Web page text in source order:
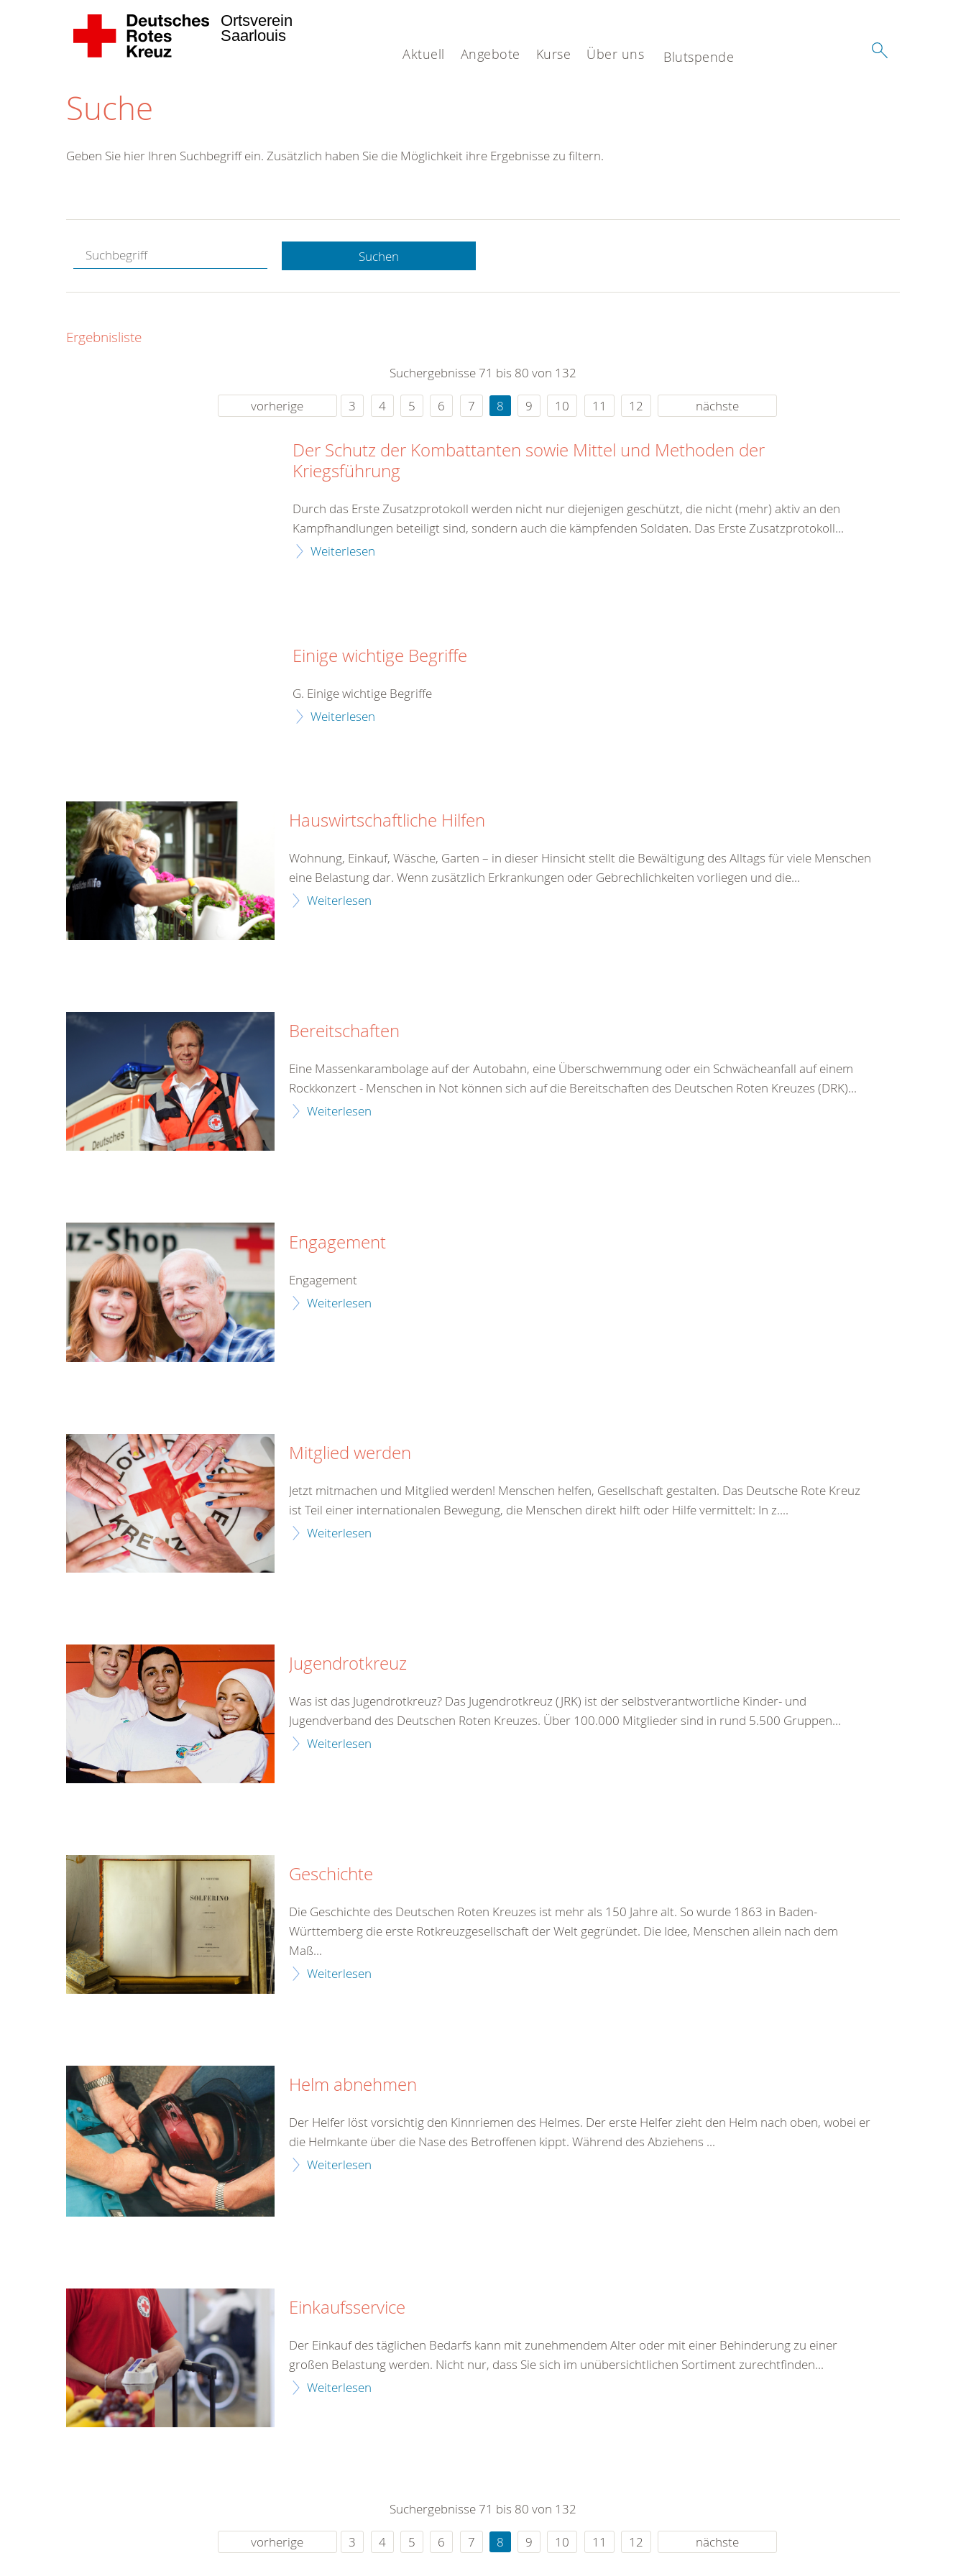
Aktuell Angebote Kurse Über uns Blutspende
Ortsverein
Saarlouis
Suche
Hotline.
gerne.
rund um die Uhr
Geben Sie hier Ihren Suchbegriff ein. Zusätzlich haben Sie die Möglichkeit ihre Ergebnisse zu filtern.
Suchen
Ergebnisliste
Suchergebnisse 71 bis 80 von 132
vorherige
3 4 5 6 7 8 9 10 11 12 nächste
Der Schutz der Kombattanten sowie Mittel und Methoden der
Kriegsführung
Durch das Erste Zusatzprotokoll werden nicht nur diejenigen geschützt, die nicht (mehr) aktiv an den
Kampfhandlungen beteiligt sind, sondern auch die kämpfenden Soldaten. Das Erste Zusatzprotokoll...
Weiterlesen
Einige wichtige Begriffe
G. Einige wichtige Begriffe
Weiterlesen
Hauswirtschaftliche Hilfen
Wohnung, Einkauf, Wäsche, Garten – in dieser Hinsicht stellt die Bewältigung des Alltags für viele Menschen
eine Belastung dar. Wenn zusätzlich Erkrankungen oder Gebrechlichkeiten vorliegen und die...
Weiterlesen
Bereitschaften
Eine Massenkarambolage auf der Autobahn, eine Überschwemmung oder ein Schwächeanfall auf einem
Rockkonzert - Menschen in Not können sich auf die Bereitschaften des Deutschen Roten Kreuzes (DRK)...
Weiterlesen
Engagement
Engagement
Weiterlesen
Mitglied werden
Jetzt mitmachen und Mitglied werden! Menschen helfen, Gesellschaft gestalten. Das Deutsche Rote Kreuz
ist Teil einer internationalen Bewegung, die Menschen direkt hilft oder Hilfe vermittelt: In z....
Weiterlesen
Jugendrotkreuz
Was ist das Jugendrotkreuz? Das Jugendrotkreuz (JRK) ist der selbstverantwortliche Kinder- und
Jugendverband des Deutschen Roten Kreuzes. Über 100.000 Mitglieder sind in rund 5.500 Gruppen...
Weiterlesen
Geschichte
Die Geschichte des Deutschen Roten Kreuzes ist mehr als 150 Jahre alt. So wurde 1863 in Baden-
Württemberg die erste Rotkreuzgesellschaft der Welt gegründet. Die Idee, Menschen allein nach dem
Maß...
Weiterlesen
Helm abnehmen
Der Helfer löst vorsichtig den Kinnriemen des Helmes. Der erste Helfer zieht den Helm nach oben, wobei er
die Helmkante über die Nase des Betroffenen kippt. Während des Abziehens ...
Weiterlesen
Einkaufsservice
Der Einkauf des täglichen Bedarfs kann mit zunehmendem Alter oder mit einer Behinderung zu einer
großen Belastung werden. Nicht nur, dass Sie sich im unübersichtlichen Sortiment zurechtfinden...
Weiterlesen
Suchergebnisse 71 bis 80 von 132
vorherige
3 4 5 6 7 8 9 10 11 12 nächste